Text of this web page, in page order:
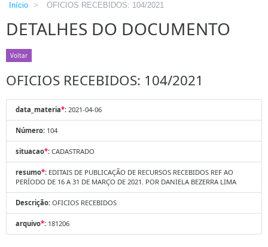
Início > OFICIOS RECEBIDOS: 104/2021
DETALHES DO DOCUMENTO
Voltar
OFICIOS RECEBIDOS: 104/2021
data_materia*: 2021-04-06
Número: 104
situacao*: CADASTRADO
resumo*: EDITAIS DE PUBLICAÇÃO DE RECURSOS RECEBIDOS REF AO
PERÍODO DE 16 A 31 DE MARÇO DE 2021. POR DANIELA BEZERRA LIMA
Descrição: OFICIOS RECEBIDOS
arquivo*: 181206